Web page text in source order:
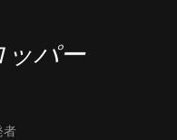
ッパー
者